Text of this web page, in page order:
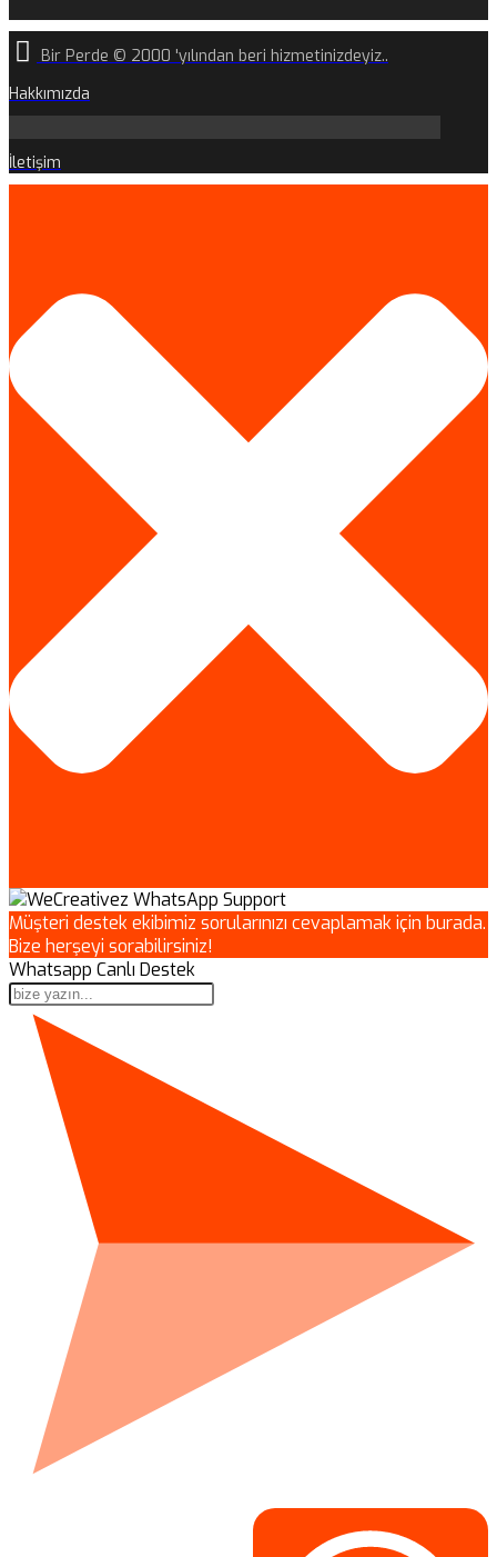
Bir Perde © 2000 'yılından beri hizmetinizdeyiz..
Hakkımızda
İletişim
Müşteri destek ekibimiz sorularınızı cevaplamak için burada.
Bize herşeyi sorabilirsiniz!
Whatsapp Canlı Destek